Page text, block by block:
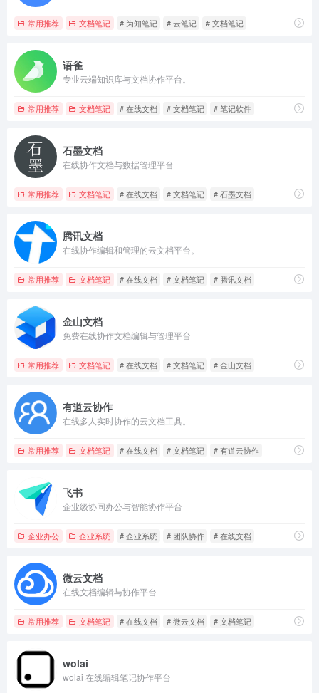
常用推荐 文档笔记 # 为知笔记 # 云笔记 # 文档笔记
语雀
专业云端知识库与文档协作平台。
常用推荐 文档笔记 # 在线文档 # 文档笔记 # 笔记软件
石墨文档
在线协作文档与数据管理平台
常用推荐 文档笔记 # 在线文档 # 文档笔记 # 石墨文档
腾讯文档
在线协作编辑和管理的云文档平台。
常用推荐 文档笔记 # 在线文档 # 文档笔记 # 腾讯文档
金山文档
免费在线协作文档编辑与管理平台
常用推荐 文档笔记 # 在线文档 # 文档笔记 # 金山文档
有道云协作
在线多人实时协作的云文档工具。
常用推荐 文档笔记 # 在线文档 # 文档笔记 # 有道云协作
飞书
企业级协同办公与智能协作平台
企业办公 企业系统 # 企业系统 # 团队协作 # 在线文档
微云文档
在线文档编辑与协作平台
常用推荐 文档笔记 # 在线文档 # 微云文档 # 文档笔记
wolai
wolai 在线编辑笔记协作平台